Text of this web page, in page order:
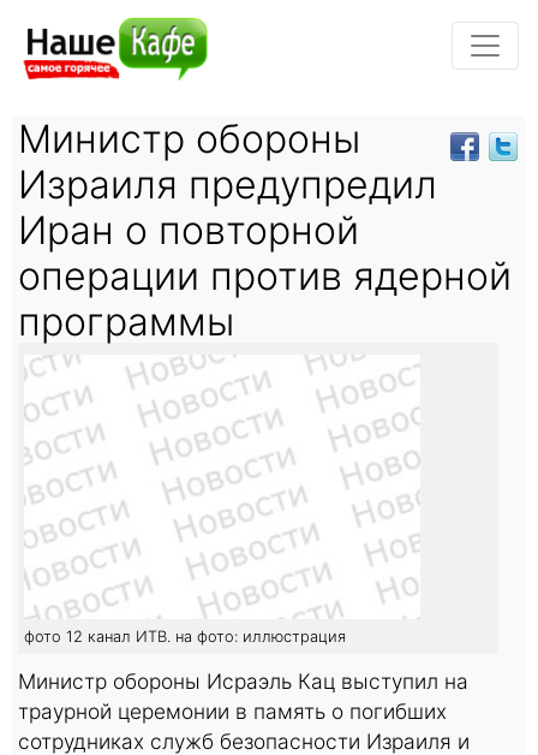
Министр обороны
Израиля предупредил
Иран о повторной
операции против ядерной
программы
фото 12 канал ИТВ. на фото: иллюстрация
Министр обороны Исраэль Кац выступил на
траурной церемонии в память о погибших
сотрудниках служб безопасности Израиля и